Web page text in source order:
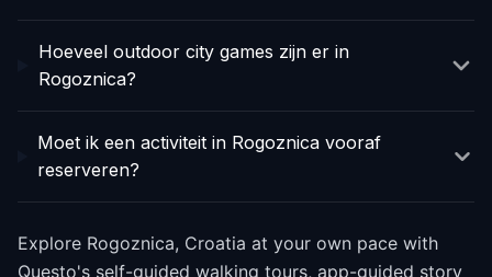
Hoeveel outdoor city games zijn er in
Rogoznica?
Moet ik een activiteit in Rogoznica vooraf
reserveren?
Explore Rogoznica, Croatia at your own pace with
Questo's self-guided walking tours, app-guided story